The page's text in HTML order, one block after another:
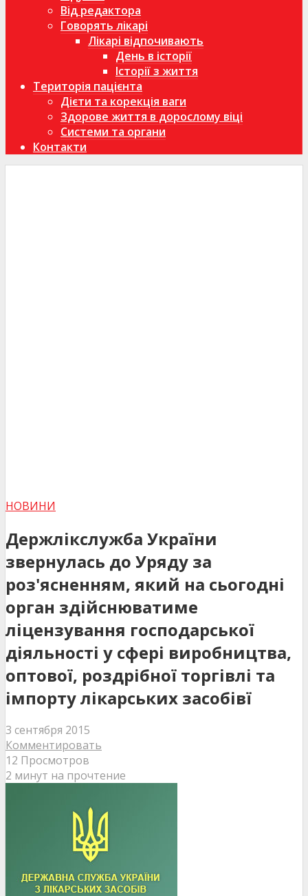
Від редактора
Говорять лікарі
Лікарі відпочивають
День в історії
Історії з життя
Територія пацієнта
Дієти та корекція ваги
Здорове життя в дорослому віці
Системи та органи
Контакти
НОВИНИ
Держлікслужба України
звернулась до Уряду за
роз'ясненням, який на сьогодні
орган здійснюватиме
ліцензування господарської
діяльності у сфері виробництва,
оптової, роздрібної торгівлі та
імпорту лікарських засобівї
3 сентября 2015
Комментировать
12 Просмотров
2 минут на прочтение